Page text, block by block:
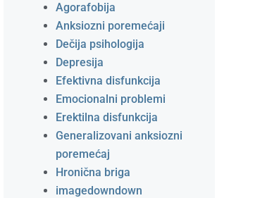
Agorafobija
Anksiozni poremećaji
Dečija psihologija
Depresija
Efektivna disfunkcija
Emocionalni problemi
Erektilna disfunkcija
Generalizovani anksiozni
poremećaj
Hronična briga
imagedowndown